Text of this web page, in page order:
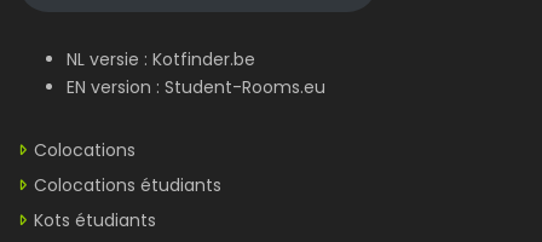
NL versie : Kotfinder.be
EN version : Student-Rooms.eu
Colocations
Colocations étudiants
Kots étudiants